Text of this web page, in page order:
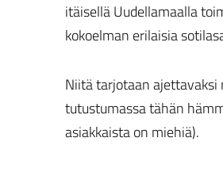
itäisellä Uudellamaalla
kokoelman erilaisia
Niitä tarjotaan
tutustumassa tähän
asiakkaista on miehiä).